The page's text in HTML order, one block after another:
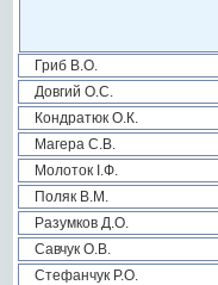
Гриб В.О.
Довгий О.С.
Кондратюк О.К.
Магера С.В.
Молоток І.Ф.
Поляк В.М.
Разумков Д.О.
Савчук О.В.
Стефанчук Р.О.